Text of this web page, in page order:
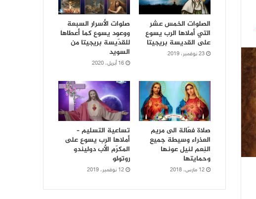
الصلوات الخمس عشر
التي أملاها الرب يسوع
على القديسة بريجيتا
23 نوفمبر، 2019
صلوات الأسرار السبعة
ووعود يسوع كما أعطاها
للقدّيسة بريجيتا من
السويد
16 أبريل، 2020
صلاة فعّالة الى مريم
العذراء وسيطة جميع
النِعم لنيل عونها
وحمايتها
12 مارس، 2018
تساعية التسليم –
أملاها الرب يسوع على
المكرّم الأب دوليندو
روتولو
12 نوفمبر، 2019